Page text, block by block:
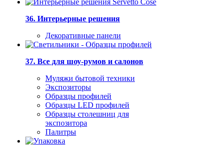
36. Интерьерные решения
Декоративные панели
37. Все для шоу-румов и салонов
Муляжи бытовой техники
Экспозиторы
Образцы профилей
Образцы LED профилей
Образцы столешниц для
экспозитора
Палитры